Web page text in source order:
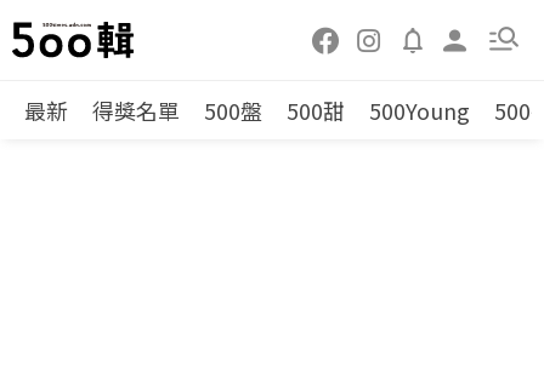
最新 得獎名單 500盤 500甜 500Young 500